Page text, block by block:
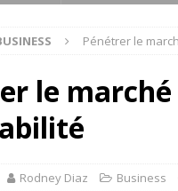
Pénétrer le
le
Rodney Diaz Business